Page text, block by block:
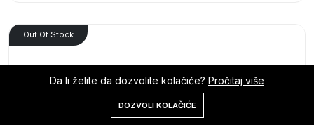
Out Of Stock
Korpa
Da li želite da dozvolite kolačiće? Pročitaj više
DOZVOLI KOLAČIĆE